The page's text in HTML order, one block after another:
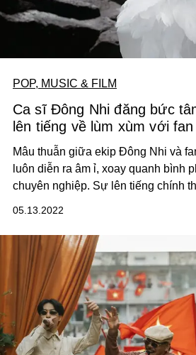
POP, MUSIC & FILM
Ca sĩ Đông Nhi đăng bức
lên tiếng về lùm xùm với
Mâu thuẫn giữa ekip Đông Nhi và
luôn diễn ra âm ỉ, xoay quanh bình
chuyên nghiệp. Sự lên tiếng chính
05.13.2022